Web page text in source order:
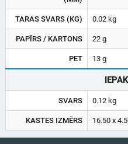
TARAS SVARS (KG) 0.02 kg
PAPĪRS / KARTONS 22 g
PET 13 g
SVARS 0.12 kg
KASTES IZMĒRS 16.50 x